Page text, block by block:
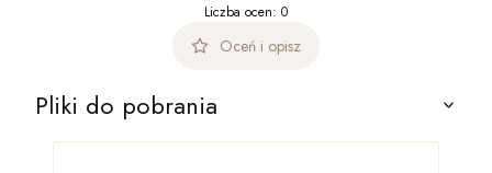
Liczba ocen: 0
Oceń i opisz
Pliki do pobrania